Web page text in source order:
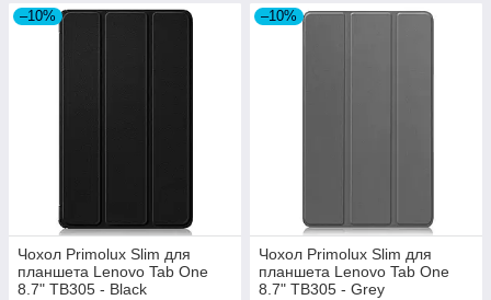
–10%
Чохол Primolux Slim для
планшета Lenovo Tab One
8.7" TB305 - Black
–10%
Чохол Primolux Slim для
планшета Lenovo Tab One
8.7" TB305 - Grey